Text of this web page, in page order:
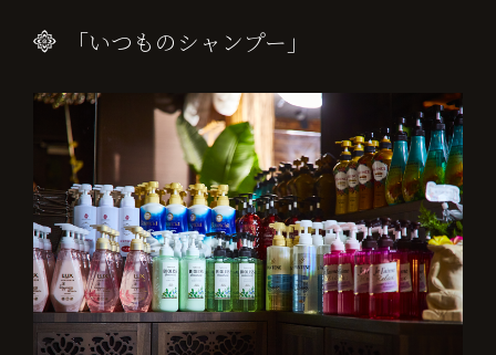
「いつものシャンプー」